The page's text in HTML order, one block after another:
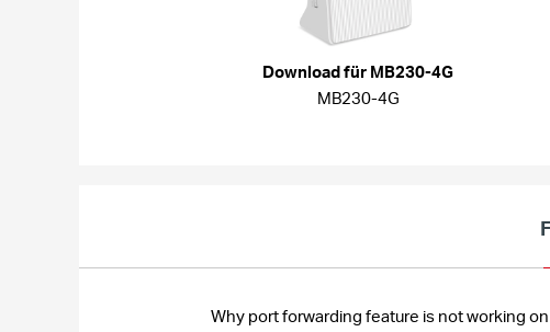
Download für MB230-4G
MB230-4G
Why port forwarding feature is not working